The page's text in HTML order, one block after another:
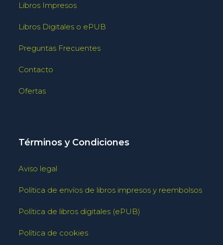
Libros Impresos
Libros Digitales o ePUB
Preguntas Frecuentes
Contacto
Ofertas
Términos y Condiciones
Aviso legal
Política de envíos de libros impresos y reembolsos
Política de libros digitales (ePUB)
Política de cookies